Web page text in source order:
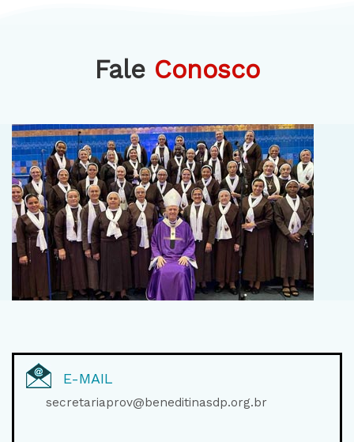
Fale Conosco
E-MAIL
secretariaprov@beneditinasdp.org.br